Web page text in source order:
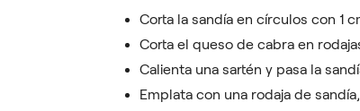
Corta la sandía en círculos con 1
Corta el queso de cabra en
Calienta una sartén y pasa la
Emplata con una rodaja de